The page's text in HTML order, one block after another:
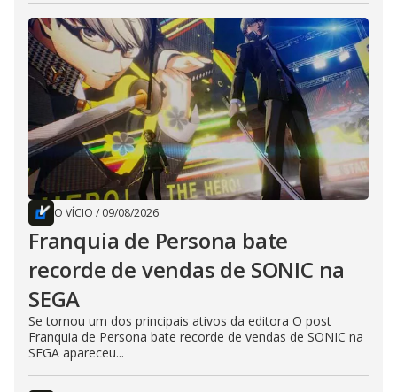
O VÍCIO / 09/08/2026
Franquia de Persona bate
recorde de vendas de SONIC na
SEGA
Se tornou um dos principais ativos da editora O post
Franquia de Persona bate recorde de vendas de SONIC na
SEGA apareceu...